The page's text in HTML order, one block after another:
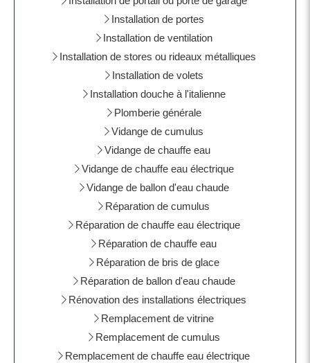
Installation de portes
Installation de ventilation
Installation de stores ou rideaux métalliques
Installation de volets
Installation douche à l'italienne
Plomberie générale
Vidange de cumulus
Vidange de chauffe eau
Vidange de chauffe eau électrique
Vidange de ballon d'eau chaude
Réparation de cumulus
Réparation de chauffe eau électrique
Réparation de chauffe eau
Réparation de bris de glace
Réparation de ballon d'eau chaude
Rénovation des installations électriques
Remplacement de vitrine
Remplacement de cumulus
Remplacement de chauffe eau électrique